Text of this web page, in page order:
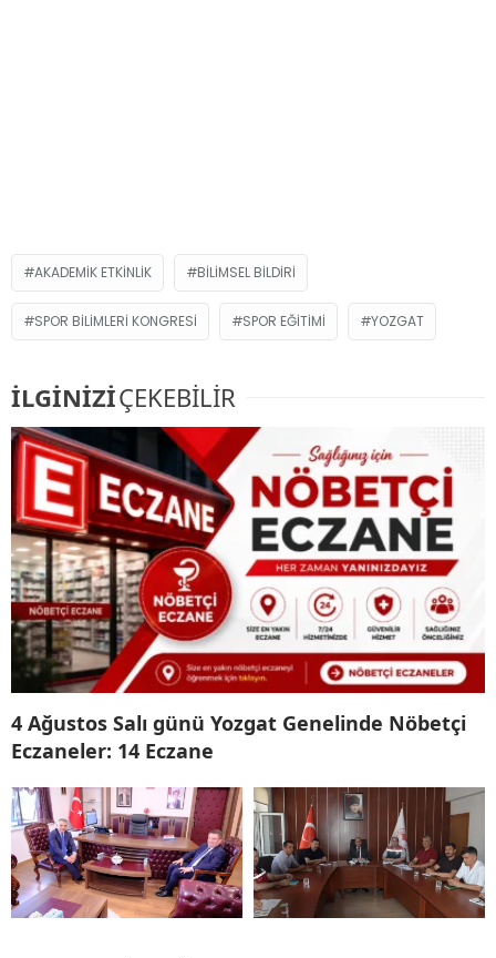
AKADEMIK ETKINLIK BILIMSEL BILDIRI
SPOR BILIMLERI KONGRESI SPOR EĞITIMI YOZGAT
İLGİNİZİÇEKEBİLİR
4 Ağustos Salı günü Yozgat Genelinde Nöbetçi
Eczaneler: 14 Eczane